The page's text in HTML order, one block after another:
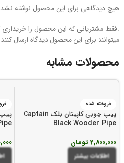
هیچ دیدگاهی برای این محصول نوشته
.فقط مشتریانی که این محصول را خریداری
میتوانند برای این محصول دیدگاه ارسال کنند.
محصولات مشابه
فروخته شده
پیپ چوبی کاپیتان بلک Captain
Black Wooden Pipe
2,800,000 تومان
اطلاعات بیشتر